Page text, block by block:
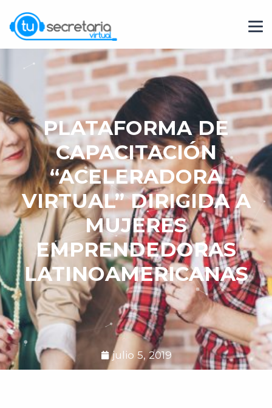
PLATAFORMA DE
CAPACITACIÓN
“ACELERADORA
VIRTUAL” DIRIGIDA A
MUJERES
EMPRENDEDORAS
LATINOAMERICANAS
julio 5, 2019